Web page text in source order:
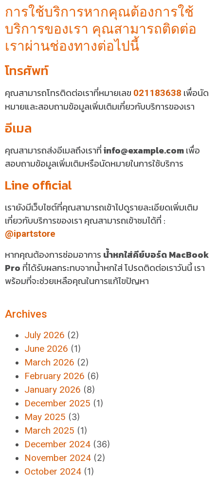
การใช้บริการหากคุณต้องการใช้
บริการของเรา คุณสามารถติดต่อ
เราผ่านช่องทางต่อไปนี้
โทรศัพท์
คุณสามารถโทรติดต่อเราที่หมายเลข 021183638 เพื่อนัด
หมายและสอบถามข้อมูลเพิ่มเติมเกี่ยวกับบริการของเรา
อีเมล
คุณสามารถส่งอีเมลถึงเราที่info@example.comเพื่อ
สอบถามข้อมูลเพิ่มเติมหรือนัดหมายในการใช้บริการ
Line official
เรายังมีเว็บไซต์ที่คุณสามารถเข้าไปดูรายละเอียดเพิ่มเติม
เกี่ยวกับบริการของเรา คุณสามารถเข้าชมได้ที่ :
@ipartstore
หากคุณต้องการซ่อมอาการ น้ำหกใส่คีย์บอร์ด MacBook
Pro ที่ได้รับผลกระทบจากน้ำหกใส่ โปรดติดต่อเราวันนี้ เรา
พร้อมที่จะช่วยเหลือคุณในการแก้ไขปัญหา
Archives
July 2026 (2)
June 2026 (1)
March 2026 (2)
February 2026 (6)
January 2026 (8)
December 2025 (1)
May 2025 (3)
March 2025 (1)
December 2024 (36)
November 2024 (2)
October 2024 (1)